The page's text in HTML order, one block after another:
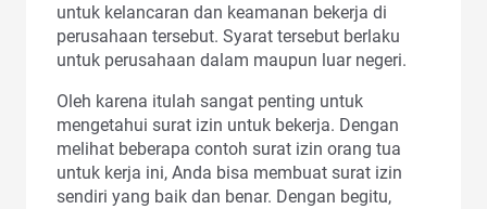
untuk kelancaran dan keamanan bekerja di
perusahaan tersebut. Syarat tersebut berlaku
untuk perusahaan dalam maupun luar negeri.
Oleh karena itulah sangat penting untuk
mengetahui surat izin untuk bekerja. Dengan
melihat beberapa contoh surat izin orang tua
untuk kerja ini, Anda bisa membuat surat izin
sendiri yang baik dan benar. Dengan begitu,